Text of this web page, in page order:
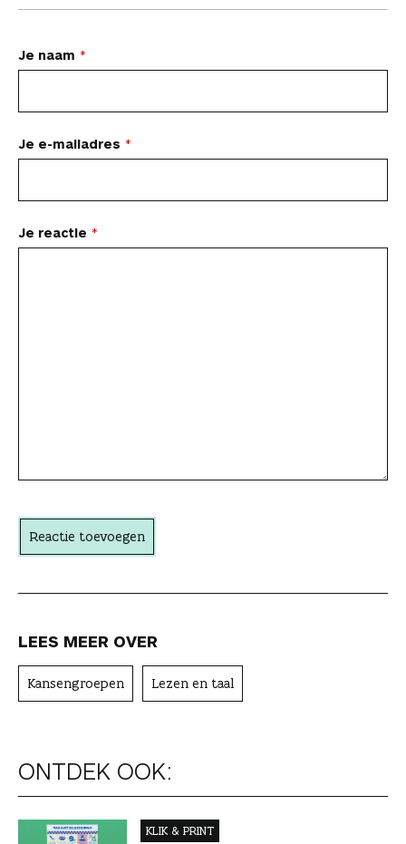
L
a
t
e
n
r
t
e
Je naam
Je e-mailadres
Je reactie
Reactie toevoegen
LEES MEER OVER
Kansengroepen Lezen en taal
ONTDEK OOK:
KLIK & PRINT